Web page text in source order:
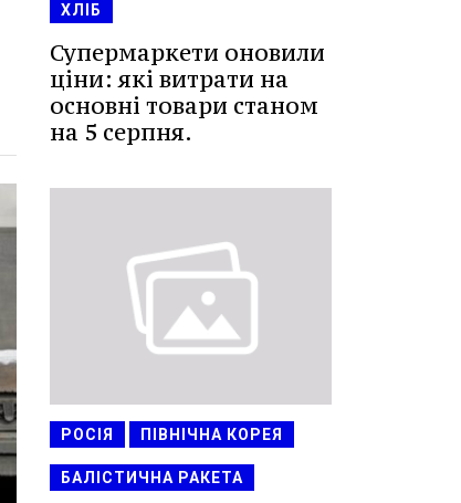
ХЛІБ
Супермаркети оновили
ціни: які витрати на
основні товари станом
на 5 серпня.
РОСІЯ ПІВНІЧНА КОРЕЯ
БАЛІСТИЧНА РАКЕТА